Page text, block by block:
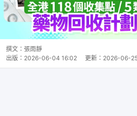
撰文： 張雨靜
出版： 2026-06-04 16:02 更新： 2026-06-